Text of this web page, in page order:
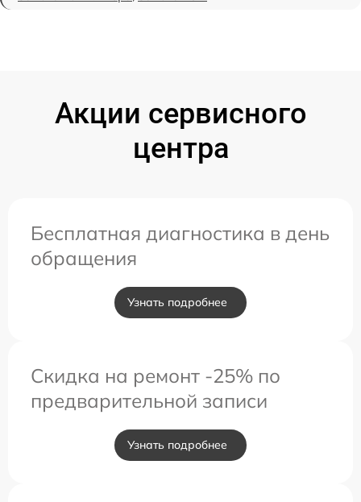
Акции сервисного
центра
Бесплатная диагностика в день
обращения
Узнать подробнее
Скидка на ремонт -25% по
предварительной записи
Узнать подробнее